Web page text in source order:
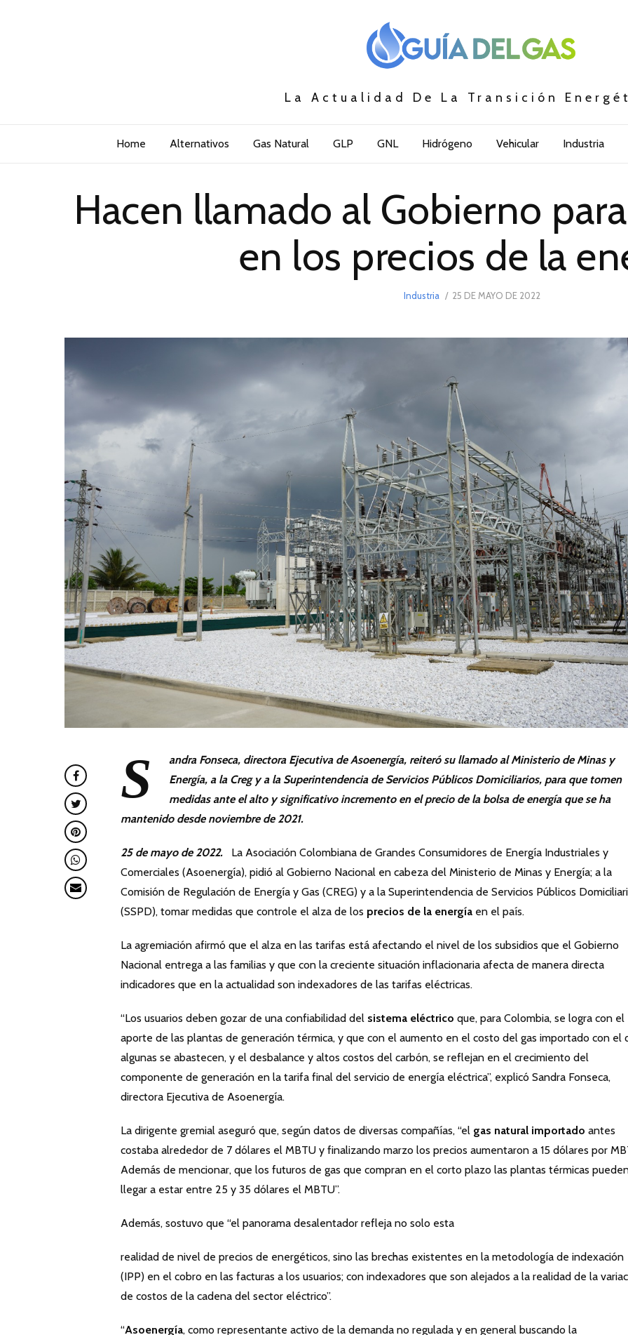
La Actualidad De La Transición
Home Alternativos Gas Natural GLP GNL Hidrógeno Vehicular Industria
Hacen llamado al Gobierno
en los precios de la
Industria
POSTED
25 DE MAYO DE 20224
S
andra Fonseca, directora Ejecutiva de Asoenergía, reiteró su llamado al Ministerio de Minas y
Energía, a la Creg y a la Superintendencia de Servicios Públicos Domiciliarios, para que tomen
medidas ante el alto y significativo incremento en el precio de la bolsa de energía que se ha
mantenido desde noviembre de 2021.
25 de mayo de 2022.
La Asociación Colombiana de Grandes Consumidores de Energía Industriales y
Comerciales (Asoenergía), pidió al Gobierno Nacional en cabeza del Ministerio de Minas y Energía; a la
Comisión de Regulación de Energía y Gas (CREG) y a la Superintendencia de Servicios Públicos
(SSPD), tomar medidas que controle el alza de los precios de la energía en el país.
La agremiación afirmó que el alza en las tarifas está afectando el nivel de los subsidios que el Gobierno
Nacional entrega a las familias y que con la creciente situación inflacionaria afecta de manera directa
indicadores que en la actualidad son indexadores de las tarifas eléctricas.
“Los usuarios deben gozar de una confiabilidad del sistema eléctrico que, para Colombia, se logra con el
aporte de las plantas de generación térmica, y que con el aumento en el costo del gas importado con el
algunas se abastecen, y el desbalance y altos costos del carbón, se reflejan en el crecimiento del
componente de generación en la tarifa final del servicio de energía eléctrica”, explicó Sandra Fonseca,
directora Ejecutiva de Asoenergía.
La dirigente gremial aseguró que, según datos de diversas compañías, “el gas natural importado antes
costaba alrededor de 7 dólares el MBTU y finalizando marzo los precios aumentaron a 15 dólares por
Además de mencionar, que los futuros de gas que compran en el corto plazo las plantas térmicas
llegar a estar entre 25 y 35 dólares el MBTU”.
Además, sostuvo que “el panorama desalentador refleja no solo esta
realidad de nivel de precios de energéticos, sino las brechas existentes en la metodología de indexación
(IPP) en el cobro en las facturas a los usuarios; con indexadores que son alejados a la realidad de la
de costos de la cadena del sector eléctrico”.
“Asoenergía, como representante activo de la demanda no regulada y en general buscando la